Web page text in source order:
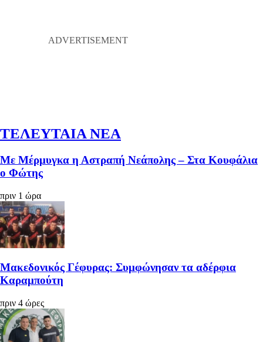
ΤΕΛΕΥΤΑΙΑ ΝΕΑ
Με Μέρμυγκα η Αστραπή Νεάπολης – Στα Κουφάλια
ο Φώτης
πριν 1 ώρα
Μακεδονικός Γέφυρας: Συμφώνησαν τα αδέρφια
Καραμπούτη
πριν 4 ώρες